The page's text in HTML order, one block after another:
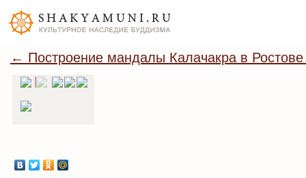
← Построение мандалы Калачакра в Ростове